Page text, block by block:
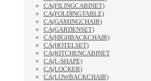
CA(FILINGCABINET)
CA(FOLDINGTABLE)
CA(GAMINGCHAIR)
CA(GARDENSET)
CA(HIGHBACKCHAIR)
CA(HOTELSET)
CA(KITCHENCABINET
CA(L-SHAPE)
CA(LOCKER)
CA(LOWBACKCHAIR)